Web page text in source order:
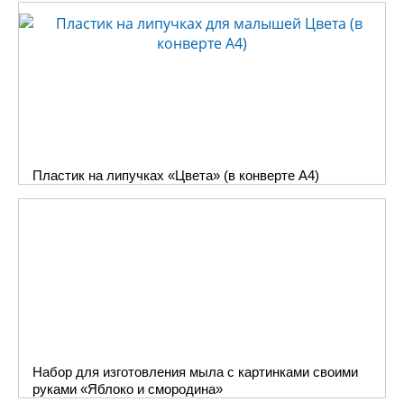
Пластик на липучках «Цвета» (в конверте A4)
Набор для изготовления мыла с картинками своими
руками «Яблоко и смородина»